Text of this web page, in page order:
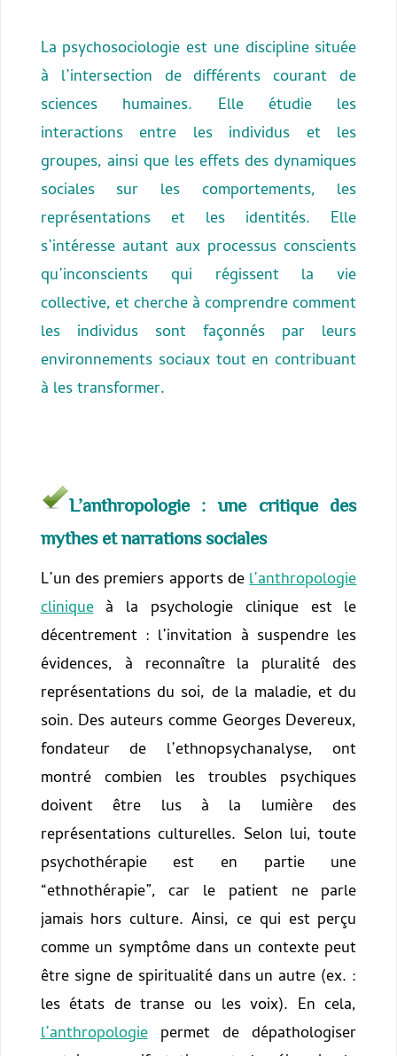
La psychosociologie est une discipline située
à l’intersection de différents courant de
sciences humaines. Elle étudie les
interactions entre les individus et les
groupes, ainsi que les effets des dynamiques
sociales sur les comportements, les
représentations et les identités. Elle
s’intéresse autant aux processus conscients
qu’inconscients qui régissent la vie
collective, et cherche à comprendre comment
les individus sont façonnés par leurs
environnements sociaux tout en contribuant
à les transformer.
L’anthropologie : une critique des
mythes et narrations sociales
L’un des premiers apports del’anthropologie
cliniqueà la psychologie clinique est le
décentrement : l’invitation à suspendre les
évidences, à reconnaître la pluralité des
représentations du soi, de la maladie, et du
soin. Des auteurs comme Georges Devereux,
fondateur de l’ethnopsychanalyse, ont
montré combien les troubles psychiques
doivent être lus à la lumière des
représentations culturelles. Selon lui, toute
psychothérapie est en partie une
“ethnothérapie”, car le patient ne parle
jamais hors culture. Ainsi, ce qui est perçu
comme un symptôme dans un contexte peut
être signe de spiritualité dans un autre (ex. :
les états de transe ou les voix). En cela,
l’anthropologiepermet de dépathologiser